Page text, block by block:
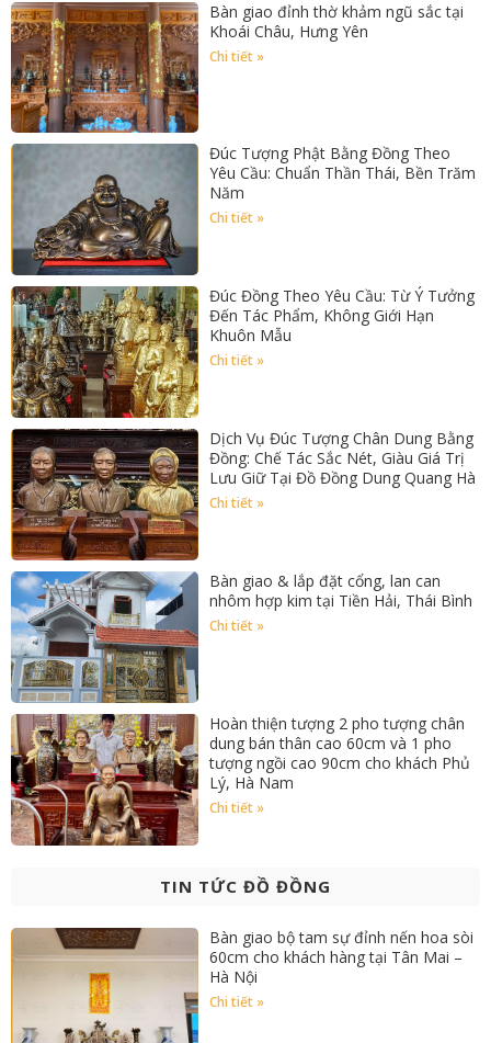
Bàn giao đỉnh thờ khảm ngũ sắc tại
Khoái Châu, Hưng Yên
Chi tiết »
Đúc Tượng Phật Bằng Đồng Theo
Yêu Cầu: Chuẩn Thần Thái, Bền Trăm
Năm
Chi tiết »
Đúc Đồng Theo Yêu Cầu: Từ Ý Tưởng
Đến Tác Phẩm, Không Giới Hạn
Khuôn Mẫu
Chi tiết »
Dịch Vụ Đúc Tượng Chân Dung Bằng
Đồng: Chế Tác Sắc Nét, Giàu Giá Trị
Lưu Giữ Tại Đồ Đồng Dung Quang Hà
Chi tiết »
Bàn giao & lắp đặt cổng, lan can
nhôm hợp kim tại Tiền Hải, Thái Bình
Chi tiết »
Hoàn thiện tượng 2 pho tượng chân
dung bán thân cao 60cm và 1 pho
tượng ngồi cao 90cm cho khách Phủ
Lý, Hà Nam
Chi tiết »
TIN TỨC ĐỒ ĐỒNG
Bàn giao bộ tam sự đỉnh nến hoa sòi
60cm cho khách hàng tại Tân Mai –
Hà Nội
Chi tiết »